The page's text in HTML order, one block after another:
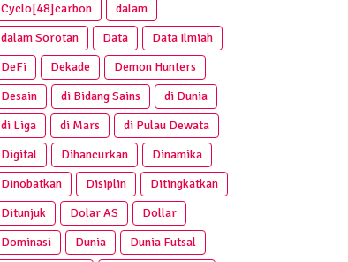
Cyclo[48]carbon
dalam
dalam Sorotan
Data
Data Ilmiah
DeFi
Dekade
Demon Hunters
Desain
di Bidang Sains
di Dunia
di Liga
di Mars
di Pulau Dewata
Digital
Dihancurkan
Dinamika
Dinobatkan
Disiplin
Ditingkatkan
Ditunjuk
Dolar AS
Dollar
Dominasi
Dunia
Dunia Futsal